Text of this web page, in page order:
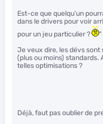
Est-ce que quelqu’un
dans le drivers pour voir
pour un jeu particulier ?
"
Je veux dire, les dévs sont
(plus ou moins) standards.
telles optimisations ?
Déjà, faut pas oublier de